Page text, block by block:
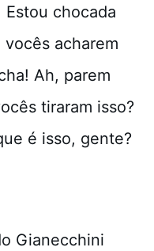
chocada
acharem
Ah, parem
tiraram isso?
é isso, gente?
Gianecchini